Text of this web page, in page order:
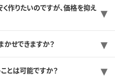
作りたいのですが、価格を抑え
かせできますか？
とは可能ですか？